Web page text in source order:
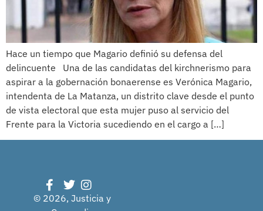
Hace un tiempo que Magario definió su defensa del
delincuente Una de las candidatas del kirchnerismo para
aspirar a la gobernación bonaerense es Verónica Magario,
intendenta de La Matanza, un distrito clave desde el punto
de vista electoral que esta mujer puso al servicio del
Frente para la Victoria sucediendo en el cargo a […]
© 2026, Justicia y